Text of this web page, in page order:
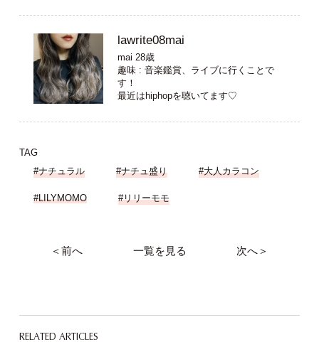
lawrite08mai
mai 28歳
趣味 : 音楽鑑賞、ライブに行くことで
す！
最近はhiphopを聴いてます♡
TAG
#ナチュラル
#ナチュ盛り #大人カラコン
#LILYMOMO #リリーモモ
＜前へ 一覧を見る 次へ＞
RELATED ARTICLES